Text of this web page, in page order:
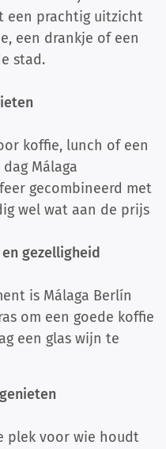
een prachtig uitzicht
een drankje of een
stad.
koffie, lunch of een
Málaga
gecombineerd met
wel wat aan de prijs
gezelligheid
is Málaga Berlín
om een goede koffie
een glas wijn te
plek voor wie houdt